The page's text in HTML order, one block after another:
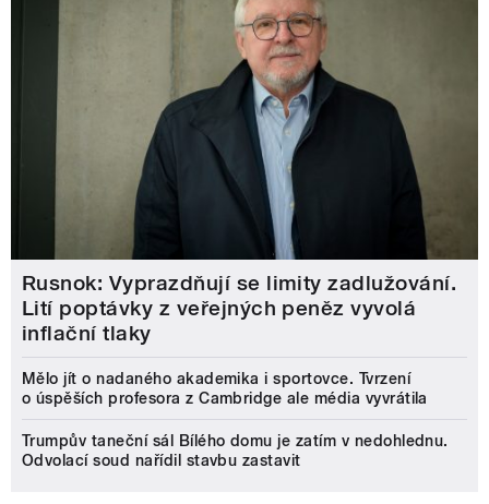
Rusnok: Vyprazdňují se limity zadlužování.
Lití poptávky z veřejných peněz vyvolá
inflační tlaky
Mělo jít o nadaného akademika i sportovce. Tvrzení
o úspěších profesora z Cambridge ale média vyvrátila
Trumpův taneční sál Bílého domu je zatím v nedohlednu.
Odvolací soud nařídil stavbu zastavit